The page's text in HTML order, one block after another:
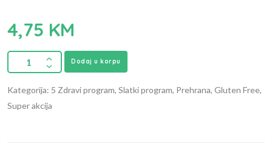
4,75 KM
Dodaj u korpu
Kategorija: 5 Zdravi program, Slatki program, Prehrana, Gluten Free,
Super akcija